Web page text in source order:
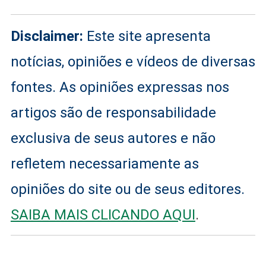
Disclaimer: Este site apresenta
notícias, opiniões e vídeos de diversas
fontes. As opiniões expressas nos
artigos são de responsabilidade
exclusiva de seus autores e não
refletem necessariamente as
opiniões do site ou de seus editores.
SAIBA MAIS CLICANDO AQUI.